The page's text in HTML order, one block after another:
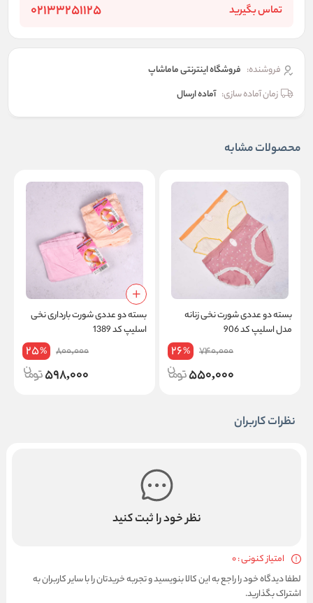
تماس بگیرید 02133251125
فروشنده: فروشگاه اینترنتی ماماشاپ
زمان آماده سازی: آماده ارسال
محصولات مشابه
بسته دو عددی شورت نخی زنانه
مدل اسلیپ کد 906
740,000
26%
550,000
بسته دو عددی شورت بارداری نخی
اسلیپ کد 1389
800,000
25%
598,000
نظرات کاربران
نظر خود را ثبت کنید
امتیاز کنونی : 0
لطفا دیدگاه خود را راجع به این کالا بنویسید و تجربه خریدتان را با سایر کاربران به
اشتراک بگذارید.